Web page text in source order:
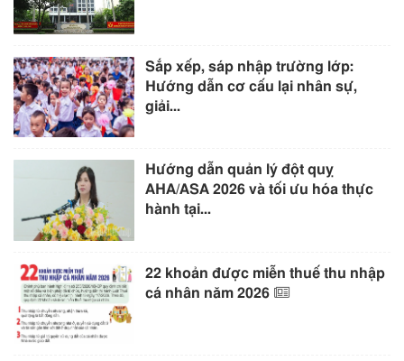
Sắp xếp, sáp nhập trường lớp:
Hướng dẫn cơ cấu lại nhân sự,
giải...
Hướng dẫn quản lý đột quỵ
AHA/ASA 2026 và tối ưu hóa thực
hành tại...
22 khoản được miễn thuế thu nhập
cá nhân năm 2026